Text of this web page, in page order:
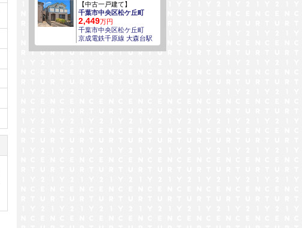
【中古一戸建て】
千葉市中央区松ケ丘町
2,449万円
千葉市中央区松ケ丘町
京成電鉄千原線 大森台駅